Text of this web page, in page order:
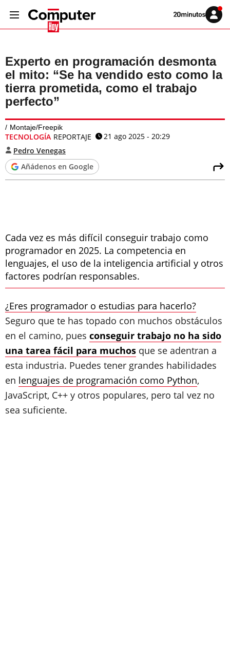
Volver
Iniciar
sesión
Experto en programación desmonta
el mito: “Se ha vendido esto como la
tierra prometida, como el trabajo
perfecto”
Montaje/Freepik
TECNOLOGÍA REPORTAJE
21 ago 2025 - 20:29
Pedro Venegas
Añádenos en Google
Cada vez es más difícil conseguir trabajo como
programador en 2025. La competencia en
lenguajes, el uso de la inteligencia artificial y otros
factores podrían responsables.
¿Eres programador o estudias para hacerlo?
Seguro que te has topado con muchos obstáculos
en el camino, pues conseguir trabajo no ha sido
una tarea fácil para muchos que se adentran a
esta industria. Puedes tener grandes habilidades
en lenguajes de programación como Python,
JavaScript, C++ y otros populares, pero tal vez no
sea suficiente.